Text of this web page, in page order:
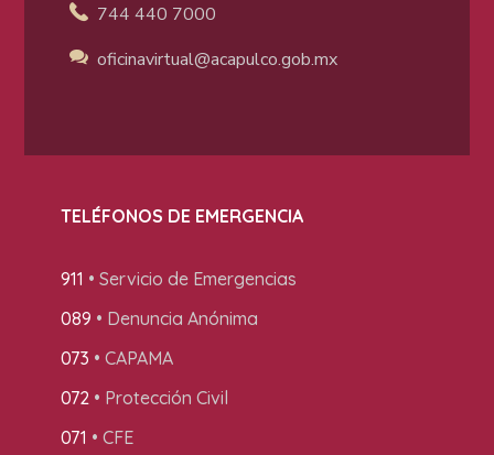
744 440 7000
oficinavirtual@acapulco.gob.mx
TELÉFONOS DE EMERGENCIA
911 • Servicio de Emergencias
089 • Denuncia Anónima
073 • CAPAMA
072 • Protección Civil
071 • CFE